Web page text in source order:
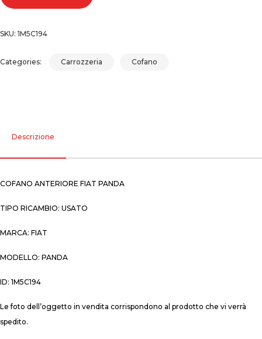
SKU: 1M5C194
Categories: Carrozzeria Cofano
Descrizione
COFANO ANTERIORE FIAT PANDA
TIPO RICAMBIO: USATO
MARCA: FIAT
MODELLO: PANDA
ID: 1M5C194
Le foto dell’oggetto in vendita corrispondono al prodotto che vi verrà
spedito.